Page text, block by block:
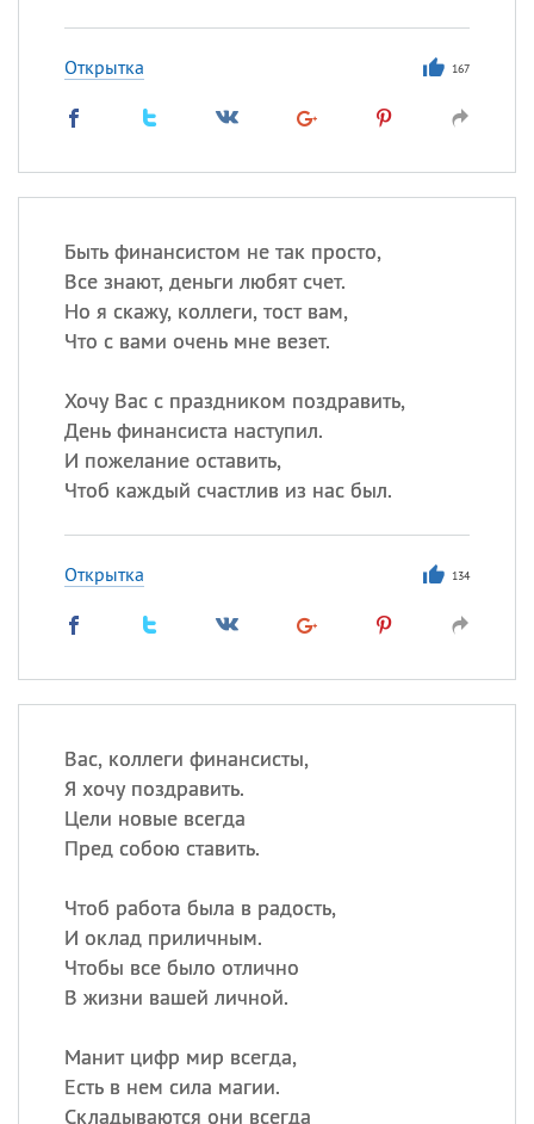
Открытка 167
Быть финансистом не так просто,
Все знают, деньги любят счет.
Но я скажу, коллеги, тост вам,
Что с вами очень мне везет.
Хочу Вас с праздником поздравить,
День финансиста наступил.
И пожелание оставить,
Чтоб каждый счастлив из нас был.
Открытка 134
Вас, коллеги финансисты,
Я хочу поздравить.
Цели новые всегда
Пред собою ставить.
Чтоб работа была в радость,
И оклад приличным.
Чтобы все было отлично
В жизни вашей личной.
Манит цифр мир всегда,
Есть в нем сила магии.
Складываются они всегда